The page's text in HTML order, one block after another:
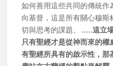
如何善用這些共同的傳統作
向基督，這是所有關心穆斯
切與思考的課題。 ……這立
只有聖經才是從神而來的
有聖經所具有的啟示性，那